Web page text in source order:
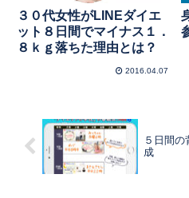
３０代女性がLINEダイエ
ット８日間でマイナス１．
８ｋｇ落ちた理由とは？
2016.04.07
５日間
成